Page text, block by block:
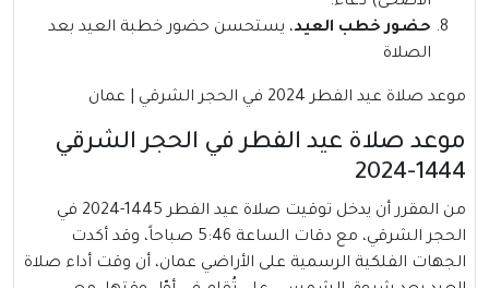
حضور خطب العيد، يستحسن حضور خطبة العيد بعد
الصلاة
موعد صلاة عيد الفطر 2024 في الحجر الشرقي | عمان
موعد صلاة عيد الفطر في الحجر الشرقي
1444-2024
من المقرر أن يدخل توقيت صلاة عيد الفطر 1445-2024 في
الحجر الشرقي، مع دقات الساعة 5:46 صباحاً، وقد أكدت
الجهات الفلكية الرسمية على الأراضي عمان، أن وقت أداء صلاة